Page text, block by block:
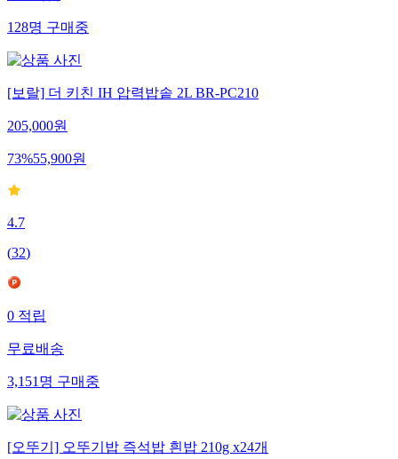
128명구매중
[보랄] 더 키친 IH 압력밥솥 2L BR-PC210
205,000원
73%55,900원
4.7
(32)
0적립
무료배송
3,151명구매중
[오뚜기] 오뚜기밥 즉석밥 흰밥 210g x24개